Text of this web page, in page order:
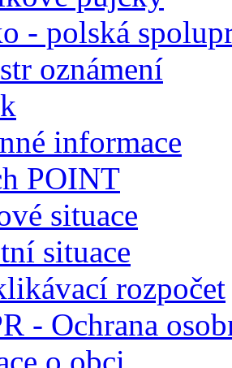
- polská
oznámení
informace
POINT
situace
situace
rozpočet
- Ochrana